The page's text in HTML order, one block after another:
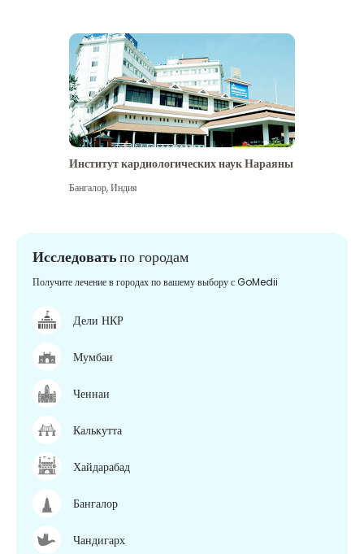
Институт кардиологических наук Нараяны
Бангалор,Индия
Исследоватьпо городам
Получите лечение в городах по вашему выбору с GoMedii
Дели НКР
Мумбаи
Ченнаи
Калькутта
Хайдарабад
Бангалор
Чандигарх